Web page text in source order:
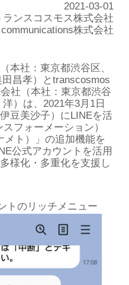
2021-03-01
ランスコスモス株式会社
株式会社
本社：東京都渋谷区、
昌孝）とtranscosmos
社（本社：東京都渋谷
）は、2021年3月1日
豆美沙子）にLINEを活
フォーメーション）
メト）」の追加機能を
公式アカウントを活用
様化・多重化を支援し
トのリッチメニュー